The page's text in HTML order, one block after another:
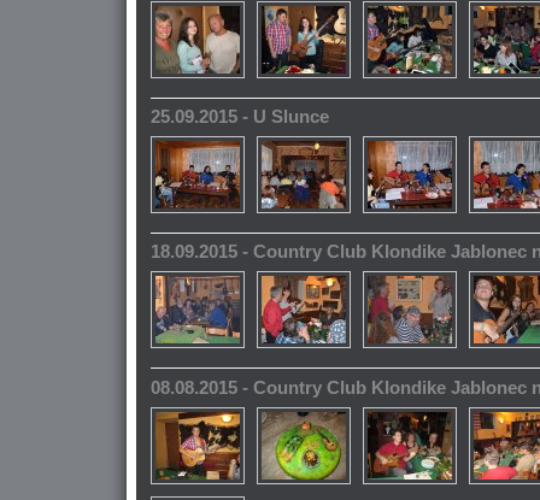
25.09.2015 - U Slunce
18.09.2015 - Country Club Klondike Jablonec
08.08.2015 - Country Club Klondike Jablonec